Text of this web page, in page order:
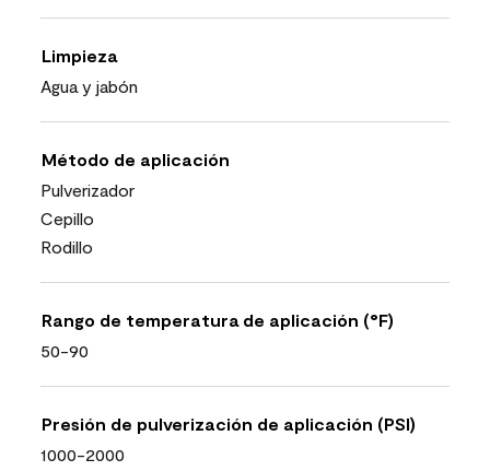
Limpieza
Agua y jabón
Método de aplicación
Pulverizador
Cepillo
Rodillo
Rango de temperatura de aplicación (°F)
50-90
Presión de pulverización de aplicación (PSI)
1000-2000